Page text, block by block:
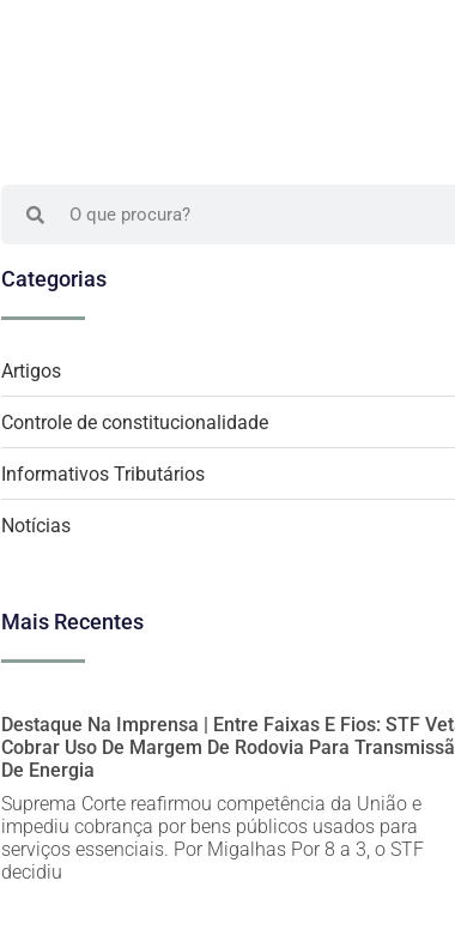
Categorias
Artigos
Controle de constitucionalidade
Informativos Tributários
Notícias
Mais Recentes
Destaque Na Imprensa | Entre Faixas E Fios: STF
Cobrar Uso De Margem De Rodovia Para
De Energia
Suprema Corte reafirmou competência da União e
impediu cobrança por bens públicos usados para
serviços essenciais. Por Migalhas Por 8 a 3, o STF
decidiu